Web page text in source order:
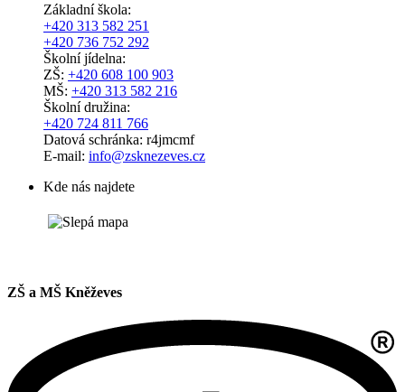
Základní škola:
+420 313 582 251
+420 736 752 292
Školní jídelna:
ZŠ: +420 608 100 903
MŠ: +420 313 582 216
Školní družina:
+420 724 811 766
Datová schránka: r4jmcmf
E-mail: info@zsknezeves.cz
Kde nás najdete
ZŠ a MŠ Kněževes